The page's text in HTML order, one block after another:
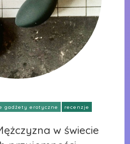
gadżety erotyczne recenzje
w świecie
w świecie